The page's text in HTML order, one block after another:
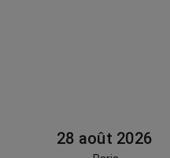
28 août 2026